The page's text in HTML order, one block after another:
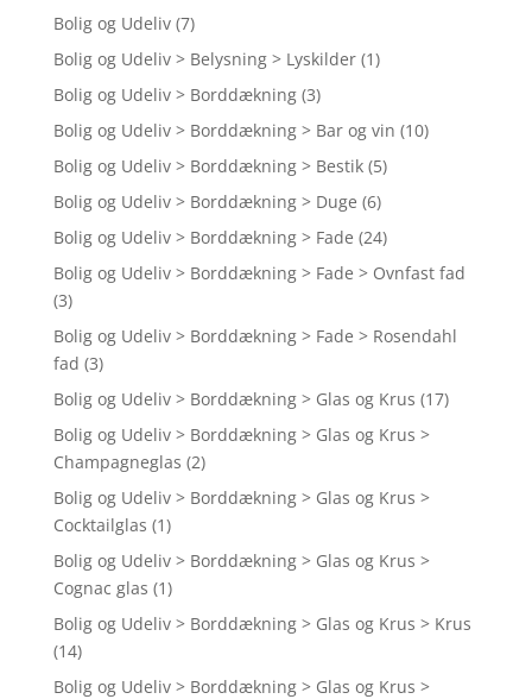
Bolig og Udeliv (7)
Bolig og Udeliv > Belysning > Lyskilder (1)
Bolig og Udeliv > Borddækning (3)
Bolig og Udeliv > Borddækning > Bar og vin (10)
Bolig og Udeliv > Borddækning > Bestik (5)
Bolig og Udeliv > Borddækning > Duge (6)
Bolig og Udeliv > Borddækning > Fade (24)
Bolig og Udeliv > Borddækning > Fade > Ovnfast fad
(3)
Bolig og Udeliv > Borddækning > Fade > Rosendahl
fad (3)
Bolig og Udeliv > Borddækning > Glas og Krus (17)
Bolig og Udeliv > Borddækning > Glas og Krus >
Champagneglas (2)
Bolig og Udeliv > Borddækning > Glas og Krus >
Cocktailglas (1)
Bolig og Udeliv > Borddækning > Glas og Krus >
Cognac glas (1)
Bolig og Udeliv > Borddækning > Glas og Krus > Krus
(14)
Bolig og Udeliv > Borddækning > Glas og Krus >